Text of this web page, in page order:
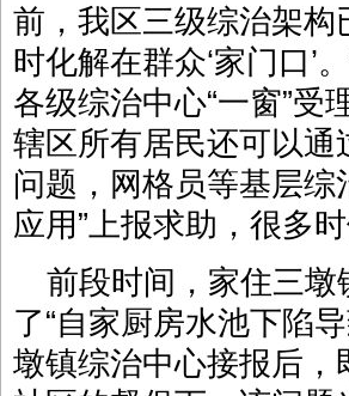
前，我区三级综治架
时化解在群众‘家门口’
各级综治中心“一窗”受
辖区所有居民还可以通
问题，网格员等基层综
应用”上报求助，很多
前段时间，家住三墩
了“自家厨房水池下陷
墩镇综治中心接报后